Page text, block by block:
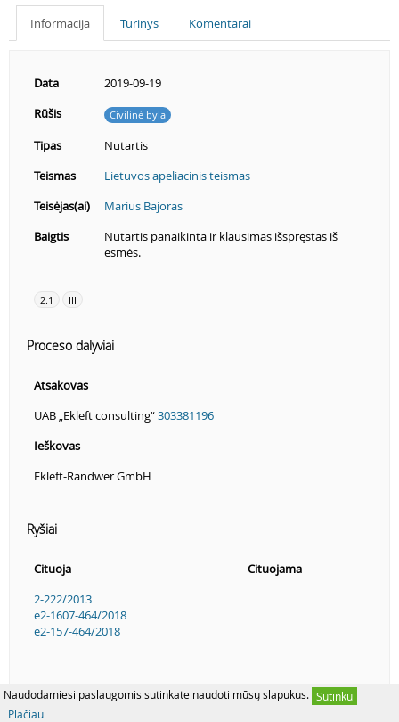
Naudodamiesi paslaugomis sutinkate naudoti mūsų slapukus. Sutinku
Plačiau
Informacija Turinys Komentarai
Data
2019-09-19
Rūšis
Civilinė byla
Tipas
Nutartis
Teismas
Lietuvos apeliacinis teismas
Teisėjas(ai)
Marius Bajoras
Baigtis
Nutartis panaikinta ir klausimas išspręstas iš
esmės.
2.1 III
Proceso dalyviai
Atsakovas
UAB „Ekleft consulting“303381196
Ieškovas
Ekleft-Randwer GmbH
Ryšiai
Cituoja
Cituojama
2-222/2013
e2-1607-464/2018
e2-157-464/2018